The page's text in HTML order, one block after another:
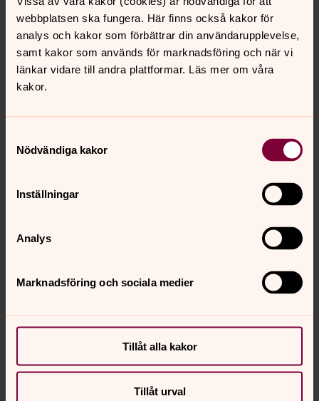
webbplatsen ska fungera. Här finns också kakor för
analys och kakor som förbättrar din användarupplevelse,
samt kakor som används för marknadsföring och när vi
länkar vidare till andra plattformar. Läs mer om våra
kakor.
Nödvändiga kakor
Inställningar
Analys
Marknadsföring och sociala medier
Tillåt alla kakor
Tillåt urval
Synpunkter eller frågor på sidans